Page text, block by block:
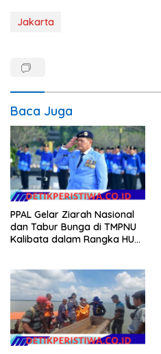
Jakarta
Baca Juga
PPAL Gelar Ziarah Nasional
dan Tabur Bunga di TMPNU
Kalibata dalam Rangka HUT